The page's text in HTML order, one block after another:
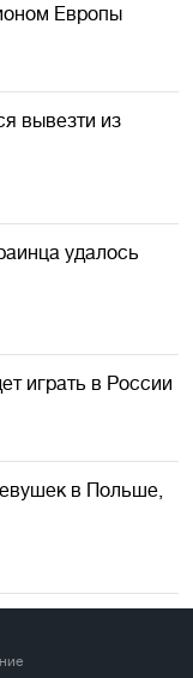
Европы
вывезти из
удалось
играть в России
в Польше,